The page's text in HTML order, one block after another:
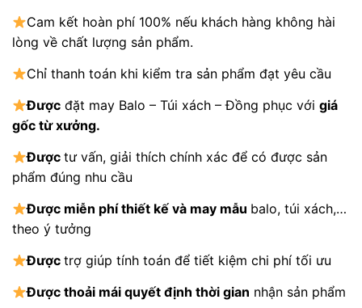
Cam kết hoàn phí 100% nếu khách hàng không hài
lòng về chất lượng sản phẩm.
Chỉ thanh toán khi kiểm tra sản phẩm đạt yêu cầu
Được đặt may Balo – Túi xách – Đồng phục vớigiá
gốc từ xưởng.
Đượctư vấn, giải thích chính xác để có được sản
phẩm đúng nhu cầu
Được miễn phí thiết kế và may mẫu balo, túi xách,…
theo ý tưởng
Đượctrợ giúp tính toán để tiết kiệm chi phí tối ưu
Đượcthoải mái quyết định thời gian nhận sản phẩm